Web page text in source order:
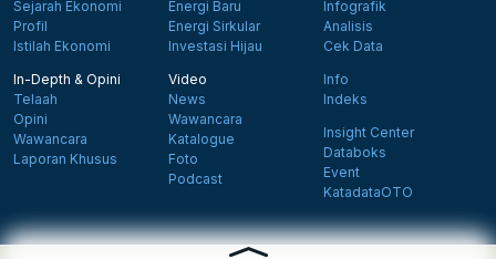
Sejarah Ekonomi
Profil
Istilah Ekonomi
Energi Baru
Energi Sirkular
Investasi Hijau
Infografik
Analisis
Cek Data
In-Depth & Opini
Telaah
Opini
Wawancara
Laporan Khusus
Video
News
Wawancara
Katalogue
Foto
Podcast
Info
Indeks
Insight Center
Databoks
Event
KatadataOTO